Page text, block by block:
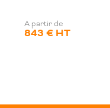
A partir de
843 € HT